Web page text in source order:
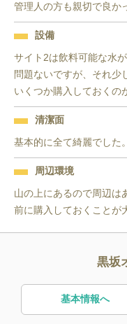
管理人の方も親切で良か
設備
サイト2は飲料可能な水
問題ないですが、それ少
いくつか購入しておくの
清潔面
基本的に全て綺麗でした
周辺環境
山の上にあるので周辺は
前に購入しておくことが
黒坂
基本情報へ